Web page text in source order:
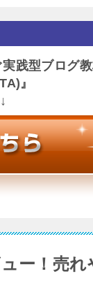
践型ブログ
』
ー！売れ